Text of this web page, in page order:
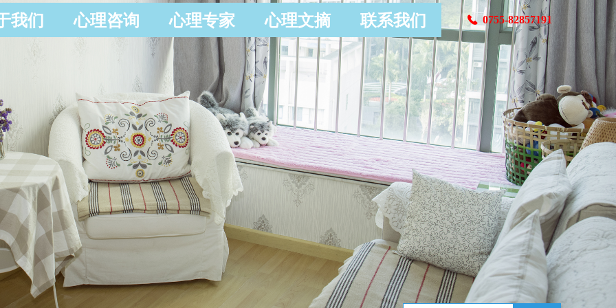
我们 心理咨询 心理专家 心理文摘 联系我们 끅 0755-82857191